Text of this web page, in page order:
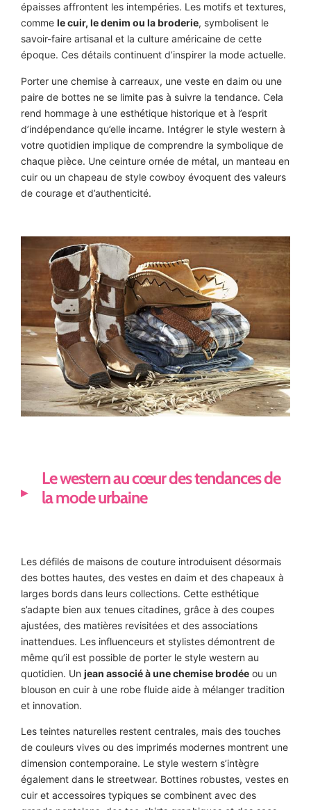
épaisses affrontent les intempéries. Les motifs et textures,
comme le cuir, le denim ou la broderie, symbolisent le
savoir-faire artisanal et la culture américaine de cette
époque. Ces détails continuent d’inspirer la mode actuelle.
Porter une chemise à carreaux, une veste en daim ou une
paire de bottes ne se limite pas à suivre la tendance. Cela
rend hommage à une esthétique historique et à l’esprit
d’indépendance qu’elle incarne. Intégrer le style western à
votre quotidien implique de comprendre la symbolique de
chaque pièce. Une ceinture ornée de métal, un manteau en
cuir ou un chapeau de style cowboy évoquent des valeurs
de courage et d’authenticité.
Le western au cœur des tendances de
la mode urbaine
Les défilés de maisons de couture introduisent désormais
des bottes hautes, des vestes en daim et des chapeaux à
larges bords dans leurs collections. Cette esthétique
s’adapte bien aux tenues citadines, grâce à des coupes
ajustées, des matières revisitées et des associations
inattendues. Les influenceurs et stylistes démontrent de
même qu’il est possible de porter le style western au
quotidien. Un jean associé à une chemise brodée ou un
blouson en cuir à une robe fluide aide à mélanger tradition
et innovation.
Les teintes naturelles restent centrales, mais des touches
de couleurs vives ou des imprimés modernes montrent une
dimension contemporaine. Le style western s’intègre
également dans le streetwear. Bottines robustes, vestes en
cuir et accessoires typiques se combinent avec des